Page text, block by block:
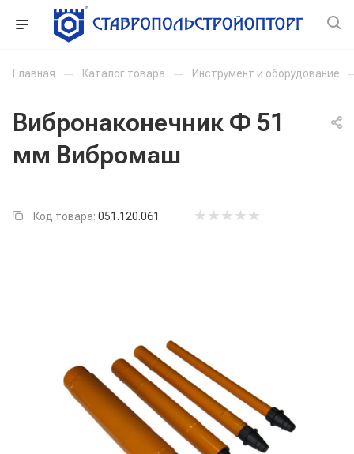
Главная — Каталог товара — Инструмент и оборудование
Вибронаконечник Ф 51
мм Вибромаш
Код товара: 051.120.061